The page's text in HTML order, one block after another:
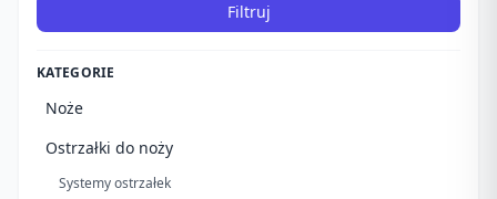
Filtruj
KATEGORIE
Noże
Ostrzałki do noży
Systemy ostrzałek